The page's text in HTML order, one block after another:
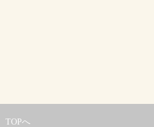
TOPへ